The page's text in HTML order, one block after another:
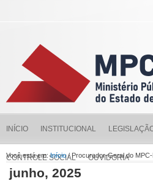
INÍCIO INSTITUCIONAL
CONTROLE SOCIAL OUVIDORIA
Você está em:Início/ Procurador-Geral do
junho, 2025